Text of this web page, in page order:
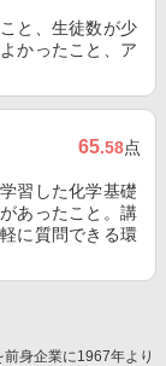
と、生徒数が少
かったこと、ア
65.58点
習した化学基礎
あったこと。講
に質問できる環
身企業に1967年より